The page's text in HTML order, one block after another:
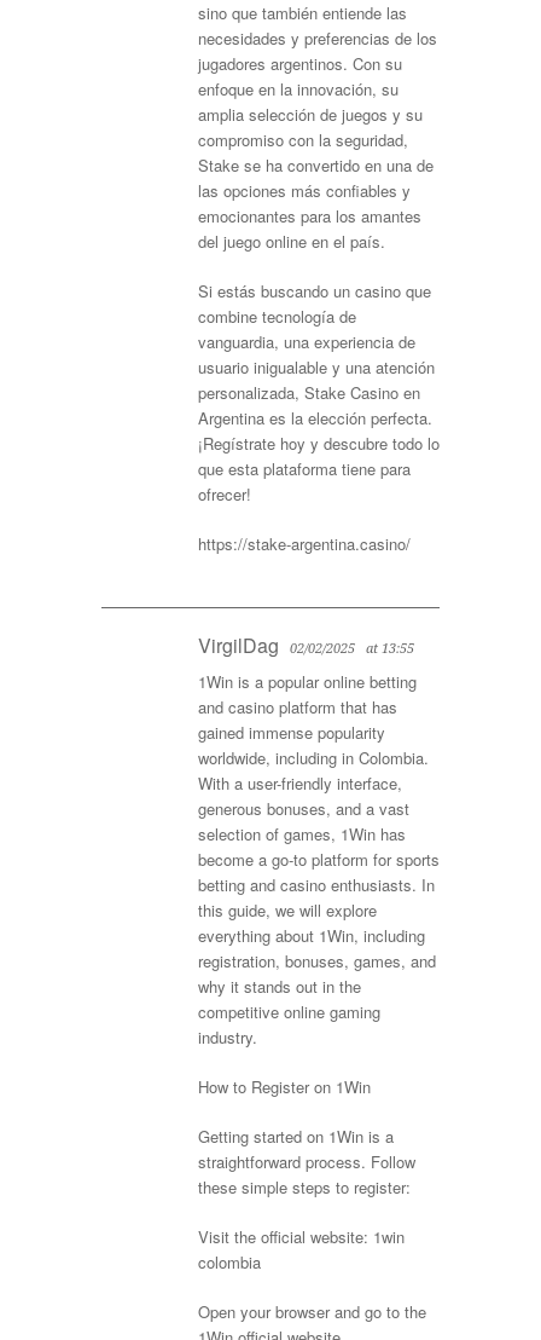
sino que también entiende las
necesidades y preferencias de los
jugadores argentinos. Con su
enfoque en la innovación, su
amplia selección de juegos y su
compromiso con la seguridad,
Stake se ha convertido en una de
las opciones más confiables y
emocionantes para los amantes
del juego online en el país.
Si estás buscando un casino que
combine tecnología de
vanguardia, una experiencia de
usuario inigualable y una atención
personalizada, Stake Casino en
Argentina es la elección perfecta.
¡Regístrate hoy y descubre todo lo
que esta plataforma tiene para
ofrecer!
https://stake-argentina.casino/
VirgilDag 02/02/2025 at 13:55
1Win is a popular online betting
and casino platform that has
gained immense popularity
worldwide, including in Colombia.
With a user-friendly interface,
generous bonuses, and a vast
selection of games, 1Win has
become a go-to platform for sports
betting and casino enthusiasts. In
this guide, we will explore
everything about 1Win, including
registration, bonuses, games, and
why it stands out in the
competitive online gaming
industry.
How to Register on 1Win
Getting started on 1Win is a
straightforward process. Follow
these simple steps to register:
Visit the official website: 1win
colombia
Open your browser and go to the